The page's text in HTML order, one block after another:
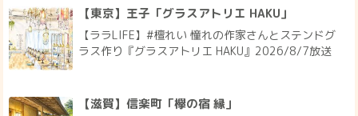
【東京】王子「グラスアトリエ HAKU」
【ララLIFE】#檀れい 憧れの作家さんとステンドグ
ラス作り『グラスアトリエ HAKU』2026/8/7放送
【滋賀】信楽町「欅の宿 縁」